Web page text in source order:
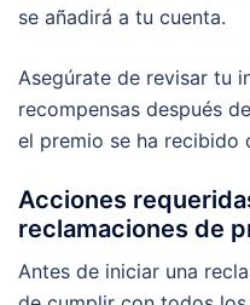
se añadirá a tu cuenta.
Asegúrate de revisar tu
recompensas después
el premio se ha recibido
Acciones
reclamaciones de
Antes de iniciar una